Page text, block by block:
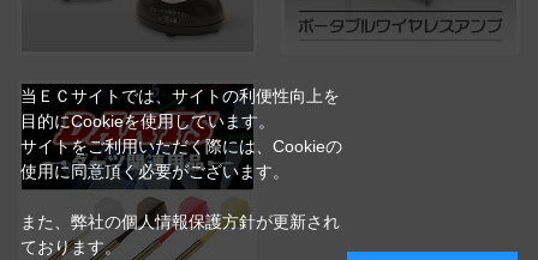
当ＥＣサイトでは、サイトの利便性向上を
目的にCookieを使用しています。
サイトをご利用いただく際には、Cookieの
使用に同意頂く必要がございます。
また、弊社の個人情報保護方針が更新され
ております。